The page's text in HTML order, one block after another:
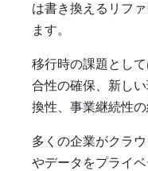
は書き換えるリフ
ます。
移行時の課題とし
合性の確保、新し
換性、事業継続性
多くの企業がクラ
やデータをプライ